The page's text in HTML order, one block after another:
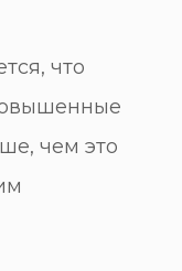
что
чем это